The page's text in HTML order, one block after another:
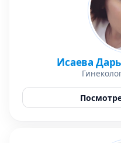
Исаева